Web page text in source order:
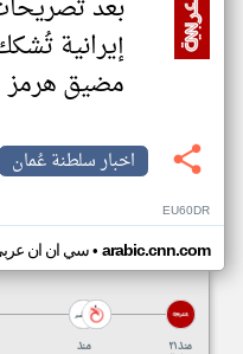
بعد
إيرانية
مضيق هرمز
اخبار سلطنة عُمان
EU60DR
سي ان ان• arabic.cnn.com
منذ منذ ٢١